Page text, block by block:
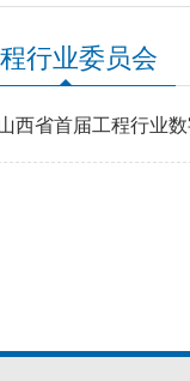
年劳动节放假通知
税专业委员会成立大会
行业委员会
西省首届工程行业